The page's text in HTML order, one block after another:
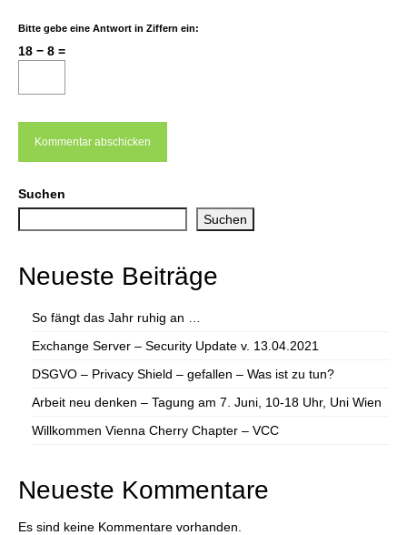
Bitte gebe eine Antwort in Ziffern ein:
18 − 8 =
Suchen
Suchen
Neueste Beiträge
So fängt das Jahr ruhig an …
Exchange Server – Security Update v. 13.04.2021
DSGVO – Privacy Shield – gefallen – Was ist zu tun?
Arbeit neu denken – Tagung am 7. Juni, 10-18 Uhr, Uni Wien
Willkommen Vienna Cherry Chapter – VCC
Neueste Kommentare
Es sind keine Kommentare vorhanden.